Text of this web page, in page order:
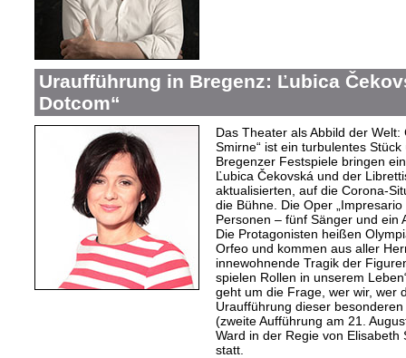
Uraufführung in Bregenz: Ľubica
Dotcom“
Das Theater als Abbild der Welt:
Smirne“ ist ein turbulentes
Bregenzer Festspiele bringen
Ľubica Čekovská und der
aktualisierten, auf die Corona-
die Bühne. Die Oper
Personen – fünf Sänger und ein
Die Protagonisten heißen
Orfeo und kommen aus aller
innewohnende Tragik der
spielen Rollen in unserem
geht um die Frage, wer wir, wer
Uraufführung dieser
(zweite Aufführung am 21.
Ward in der Regie von
statt.